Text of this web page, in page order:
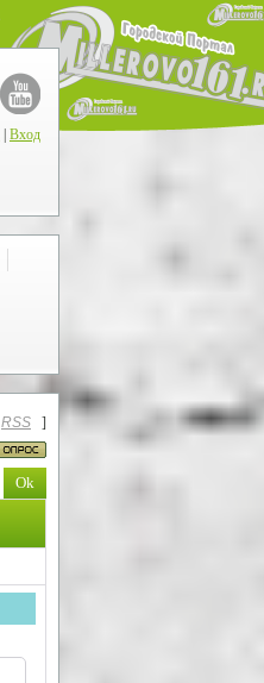
Вход
RSS
]